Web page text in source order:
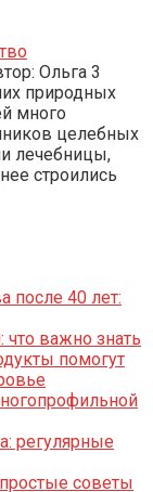
Ольга 3
природных
много
целебных
лечебницы,
строились
после 40 лет:
что важно знать
помогут
регулярные
советы